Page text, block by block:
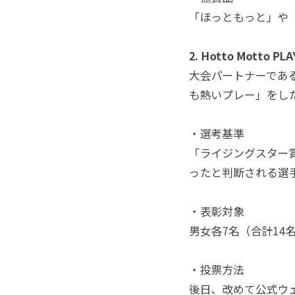
「ほっともっと」
2. Hotto Motto
大会パートナーであ
も熱いプレー」をし
・選考基準
「ライジングスタ
ったと判断される選
・表彰対象
男女各7名（合計14名
・投票方法
後日、改めて公式ウ